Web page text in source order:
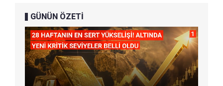
GÜNÜN ÖZETİ